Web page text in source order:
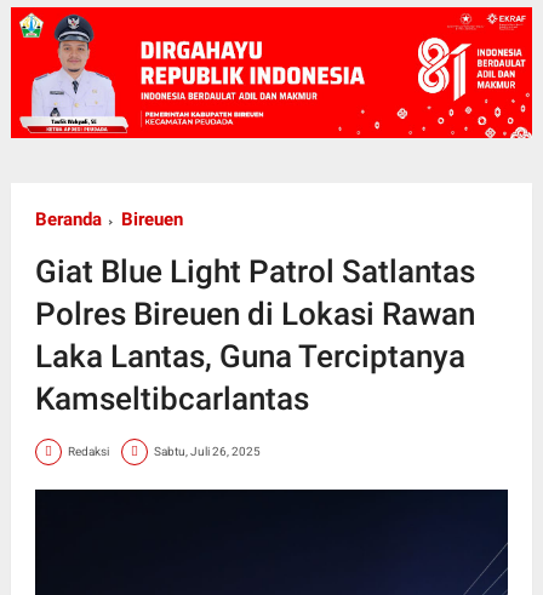
Beranda Bireuen
Giat Blue Light Patrol Satlantas
Polres Bireuen di Lokasi Rawan
Laka Lantas, Guna Terciptanya
Kamseltibcarlantas
Redaksi Sabtu, Juli 26, 2025